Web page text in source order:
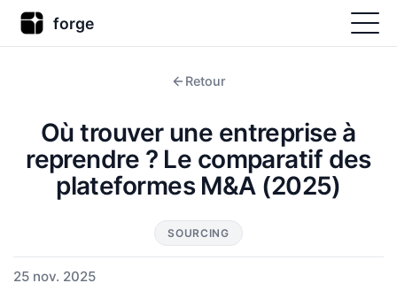
forge
Retour
Où trouver une entreprise à
reprendre ? Le comparatif des
plateformes M&A (2025)
SOURCING
25 nov. 2025